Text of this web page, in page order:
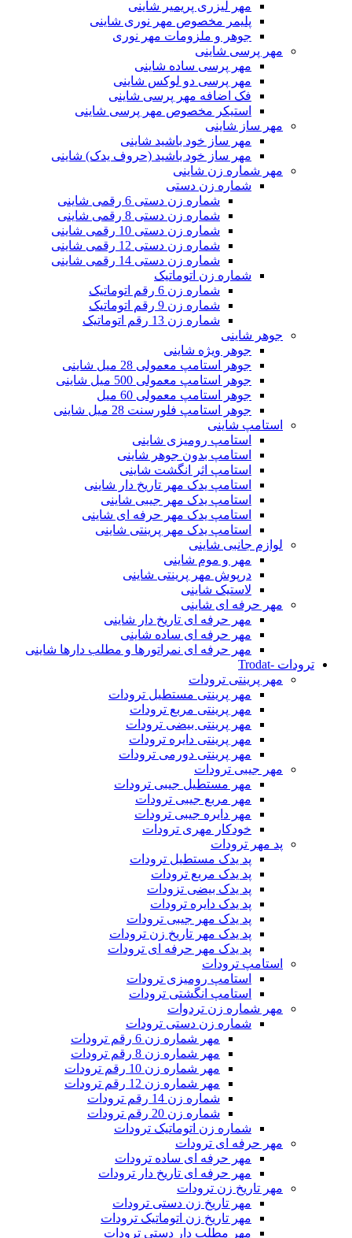
مهر لیزری پریمیر شاینی
پلیمر مخصوص مهر نوری شاینی
جوهر و ملزومات مهر نوری
مهر پرسی شاینی
مهر پرسی ساده شاینی
مهر پرسی دو لوکس شاینی
فک اضافه مهر پرسی شاینی
استیکر مخصوص مهر پرسی شاینی
مهر ساز شاینی
مهر ساز خود باشید شاینی
مهر ساز خود باشید (حروف یدک) شاینی
مهر شماره زن شاینی
شماره زن دستی
شماره زن دستی 6 رقمی شاینی
شماره زن دستی 8 رقمی شاینی
شماره زن دستی 10 رقمی شاینی
شماره زن دستی 12 رقمی شاینی
شماره زن دستی 14 رقمی شاینی
شماره زن اتوماتیک
شماره زن 6 رقم اتوماتیک
شماره زن 9 رقم اتوماتیک
شماره زن 13 رقم اتوماتیک
جوهر شاینی
جوهر ویژه شاینی
جوهر استامپ معمولی 28 میل شاینی
جوهر استامپ معمولی 500 میل شاینی
جوهر استامپ معمولی 60 میل
جوهر استامپ فلورسنت 28 میل شاینی
استامپ شاینی
استامپ رومیزی شاینی
استامپ بدون جوهر شاینی
استامپ اثر انگشت شاینی
استامپ یدک مهر تاریخ دار شاینی
استامپ یدک مهر جیبی شاینی
استامپ یدک مهر حرفه ای شاینی
استامپ یدک مهر پرینتی شاینی
لوازم جانبی شاینی
مهر و موم شاینی
درپوش مهر پرینتی شاینی
لاستیک شاینی
مهر حرفه ای شاینی
مهر حرفه ای تاریخ دار شاینی
مهر حرفه ای ساده شاینی
مهر حرفه ای نمراتورها و مطلب دارها شاینی
ترودات -Trodat
مهر پرینتی ترودات
مهر پرینتی مستطیل ترودات
مهر پرینتی مربع ترودات
مهر پرینتی بیضی ترودات
مهر پرینتی دایره ترودات
مهر پرینتی دورمی ترودات
مهر جیبی ترودات
مهر مستطیل جیبی ترودات
مهر مربع جیبی ترودات
مهر دایره جیبی ترودات
خودکار مهری ترودات
پد مهر ترودات
پد یدک مستطیل ترودات
پد یدک مربع ترودات
پد یدک بیضی تزودات
پد یدک دایره ترودات
پد یدک مهر جیبی ترودات
پد یدک مهر تاریخ زن ترودات
پد یدک مهر حرفه ای ترودات
استامپ ترودات
استامپ رومیزی ترودات
استامپ انگشتی ترودات
مهر شماره زن تردوات
شماره زن دستی ترودات
مهر شماره زن 6 رقم ترودات
مهر شماره زن 8 رقم ترودات
مهر شماره زن 10 رقم ترودات
مهر شماره زن 12 رقم ترودات
شماره زن 14 رقم ترودات
شماره زن 20 رقم ترودات
شماره زن اتوماتیک ترودات
مهر حرفه ای ترودات
مهر حرفه ای ساده ترودات
مهر حرفه ای تاریخ دار ترودات
مهر تاریخ زن ترودات
مهر تاریخ زن دستی ترودات
مهر تاریخ زن اتوماتیک ترودات
مهر مطلب دار دستی ترودات